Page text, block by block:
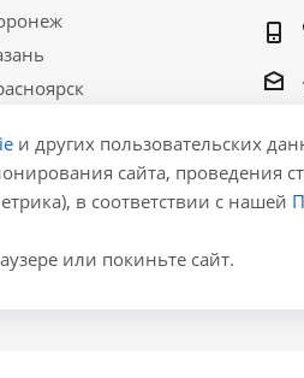
и других пользовательских
сайта, проведения
в соответствии с нашей
или покиньте сайт.